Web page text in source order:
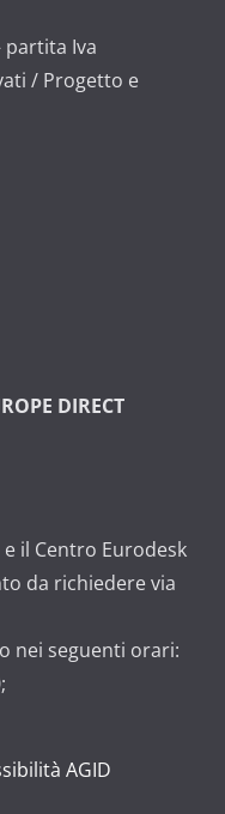
partita Iva
/ Progetto e
DIRECT
e il Centro Eurodesk
da richiedere via
nei seguenti orari:
AGID